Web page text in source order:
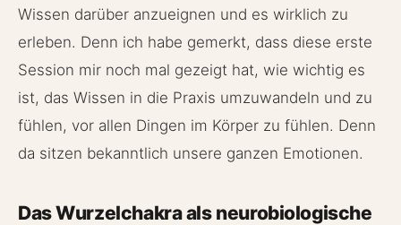
Wissen darüber anzueignen und es wirklich zu
erleben. Denn ich habe gemerkt, dass diese erste
Session mir noch mal gezeigt hat, wie wichtig es
ist, das Wissen in die Praxis umzuwandeln und zu
fühlen, vor allen Dingen im Körper zu fühlen. Denn
da sitzen bekanntlich unsere ganzen Emotionen.
Das Wurzelchakra als neurobiologische